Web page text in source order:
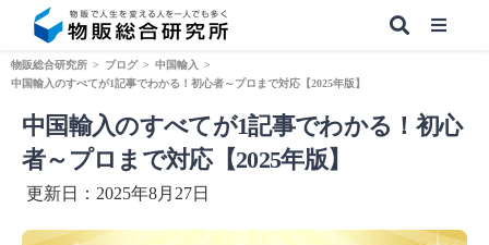
【無料】副業&本業 物販ノウハウ
物販総合研究所 > ブログ > 中国輸入
>
中国輸入のすべてが1記事でわかる！初心者～プロまで対応【2025年版】
中国輸入のすべてが1記事でわかる！初心
者～プロまで対応【2025年版】
更新日：2025年8月27日